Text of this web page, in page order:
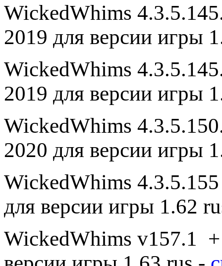
WickedWhims
2019 для версии игры
WickedWhims
2019 для версии игры
WickedWhims
2020 для версии игры
WickedWhims
для версии игры 1.62
WickedWhims v157.1